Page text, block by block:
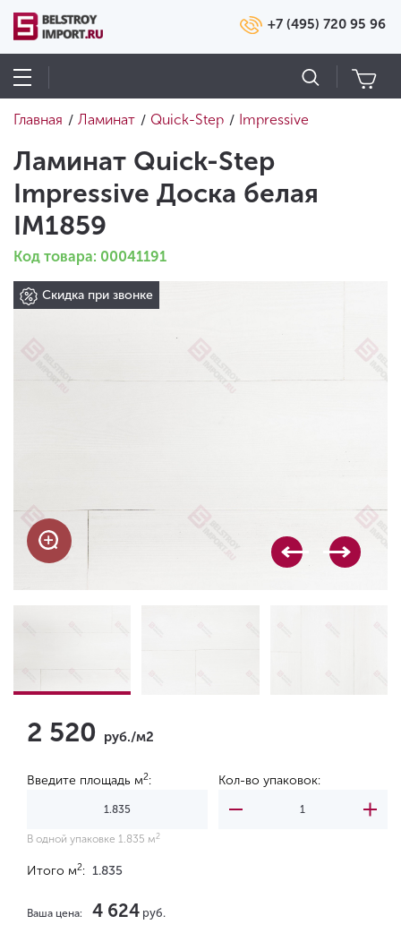
+7 (495) 720 95 96
Главная / Ламинат / Quick-Step / Impressive
Ламинат Quick-Step
Impressive Доска белая
IM1859
Код товара: 00041191
Скидка при звонке
2 520 руб./м2
Введите площадь м2: Кол-во упаковок:
В одной упаковке 1.835 м 2
Итого м2: 1.835
Ваша цена: 4 624 руб.